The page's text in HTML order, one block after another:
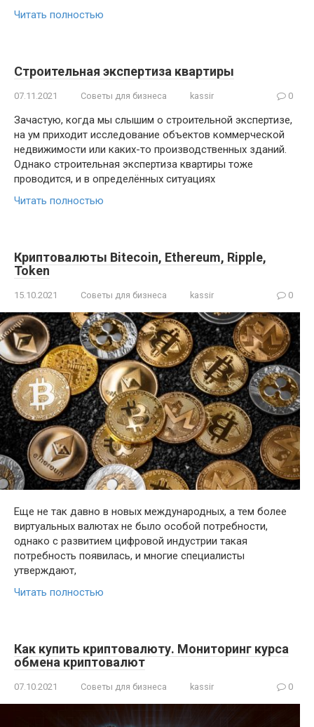
Читать полностью
Строительная экспертиза квартиры
07.11.2021 Советы для бизнеса kassir 0
Зачастую, когда мы слышим о строительной экспертизе,
на ум приходит исследование объектов коммерческой
недвижимости или каких-то производственных зданий.
Однако строительная экспертиза квартиры тоже
проводится, и в определённых ситуациях
Читать полностью
Криптовалюты Bitecoin, Ethereum, Ripple,
Token
15.10.2021 Советы для бизнеса kassir 0
Еще не так давно в новых международных, а тем более
виртуальных валютах не было особой потребности,
однако с развитием цифровой индустрии такая
потребность появилась, и многие специалисты
утверждают,
Читать полностью
Как купить криптовалюту. Мониторинг курса
обмена криптовалют
07.10.2021 Советы для бизнеса kassir 0